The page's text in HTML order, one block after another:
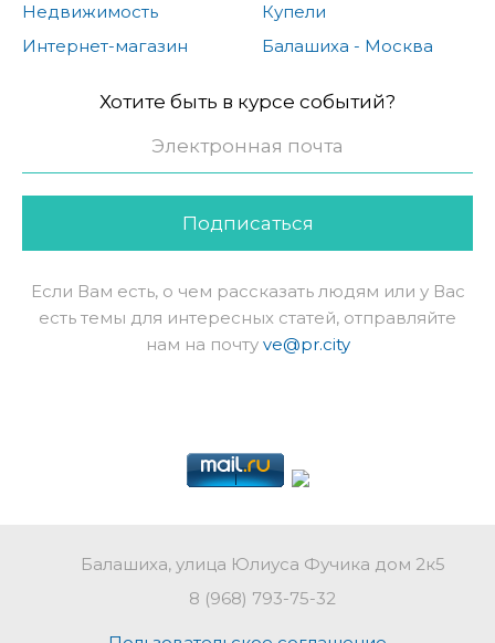
Недвижимость
Интернет-магазин
Купели
Балашиха - Москва
Хотите быть в курсе событий?
Подписаться
Если Вам есть, о чем рассказать людям или у Вас
есть темы для интересных статей, отправляйте
нам на почту ve@pr.city
Балашиха, улица Юлиуса Фучика дом 2к5
8 (968) 793-75-32